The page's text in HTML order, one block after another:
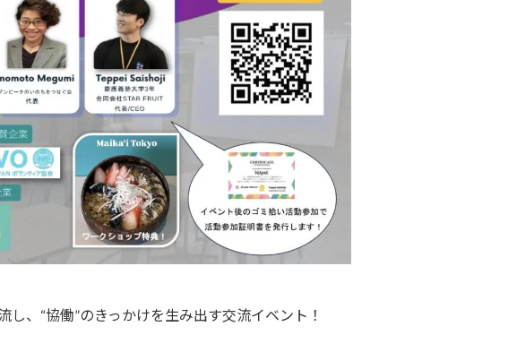
、“協働”のきっかけを生み出す交流イベント！